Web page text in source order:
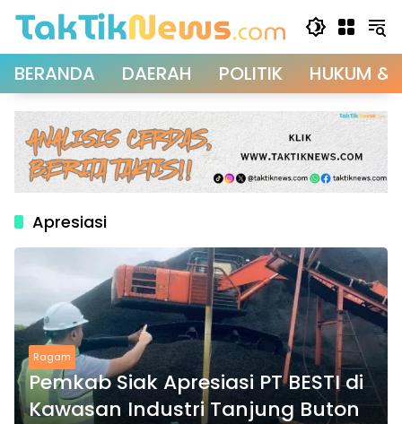
BERANDA DAERAH POLITIK HUKUM &
Apresiasi
Ragam
Pemkab Siak Apresiasi PT BESTI di
Kawasan Industri Tanjung Buton